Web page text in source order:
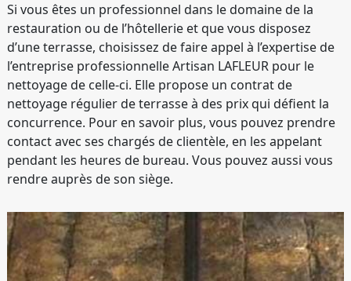
Si vous êtes un professionnel dans le domaine de la
restauration ou de l’hôtellerie et que vous disposez
d’une terrasse, choisissez de faire appel à l’expertise de
l’entreprise professionnelle Artisan LAFLEUR pour le
nettoyage de celle-ci. Elle propose un contrat de
nettoyage régulier de terrasse à des prix qui défient la
concurrence. Pour en savoir plus, vous pouvez prendre
contact avec ses chargés de clientèle, en les appelant
pendant les heures de bureau. Vous pouvez aussi vous
rendre auprès de son siège.